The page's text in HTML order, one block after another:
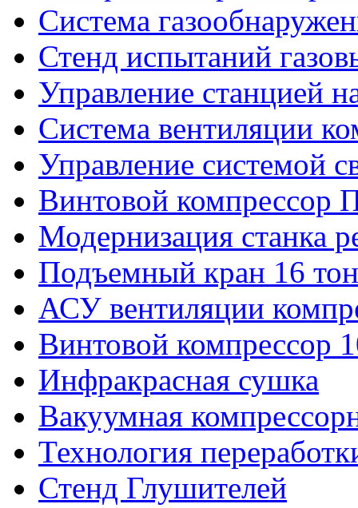
Система
Стенд испытаний
Управление станцией
Система вентиляции
Управление системой
Винтовой компрессор
Модернизация станка
Подъемный кран 16
АСУ вентиляции
Винтовой компрессор
Инфракрасная сушка
Вакуумная
Технология
Стенд Глушителей